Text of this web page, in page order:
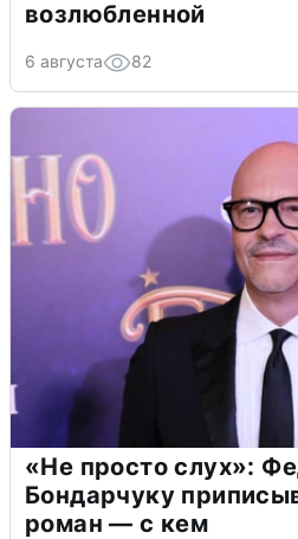
возлюбленной
6 августа 82
«Не просто слух»:
Бондарчуку
роман — с кем